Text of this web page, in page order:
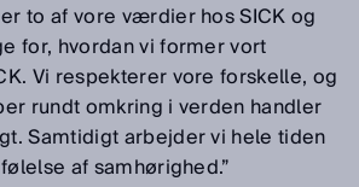
to af vore værdier hos SICK og
for, hvordan vi former vort
Vi respekterer vore forskelle, og
rundt omkring i verden handler
Samtidigt arbejder vi hele tiden
af samhørighed.”